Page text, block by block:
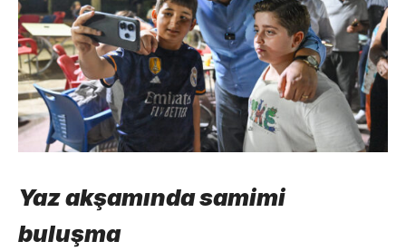
Yaz akşamında samimi
buluşma